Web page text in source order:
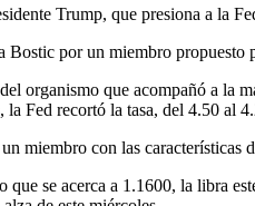
Trump, que presiona a la
por un miembro
organismo que acompañó a la
Fed recortó la tasa, del 4.50 al
miembro con las características
se acerca a 1.1600, la libra